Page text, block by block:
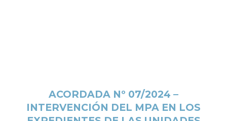
ACORDADA Nº 07/2024 –
INTERVENCIÓN DEL MPA EN LOS